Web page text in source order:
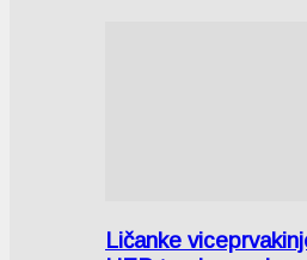
Ličanke